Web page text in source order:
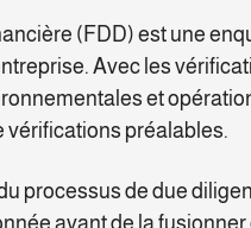
(FDD) est une
Avec les
et
vérifications préalables.
processus de due
avant de la fusionner